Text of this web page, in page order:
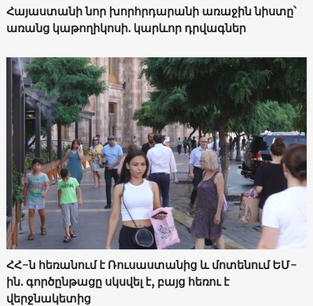
Հայաստանի նոր խորհրդարանի առաջին նիստը՝
առանց կաթողիկոսի. կարևոր դրվագներ
ՀՀ-ն հեռանում է Ռուսաստանից և մոտենում ԵՄ-
ին. գործընթացը սկսվել է, բայց հեռու է
վերջնակետից